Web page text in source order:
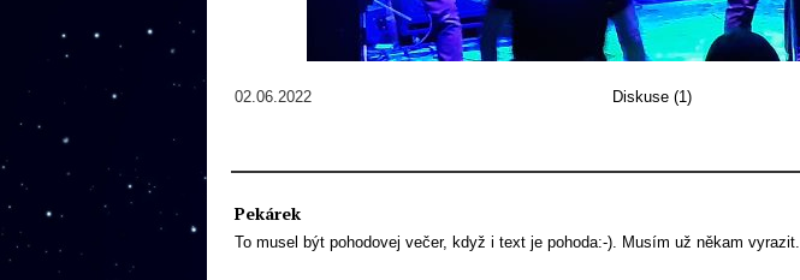
02.06.2022 Diskuse (1)
Pekárek
To musel být pohodovej večer, když i text je pohoda:-). Musím už někam vyrazit.